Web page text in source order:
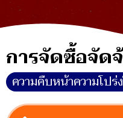
การจัดซื้อจัด
ความคืบหน้าความโปร่